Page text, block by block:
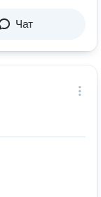
Чат